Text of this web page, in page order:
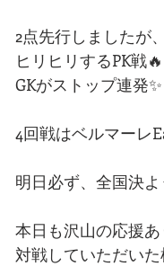
2点先行しましたが
ヒリヒリするPK戦🔥
GKがストップ連発✨
4回戦はベルマーレ
明日必ず、全国決
本日も沢山の応援
対戦していただい